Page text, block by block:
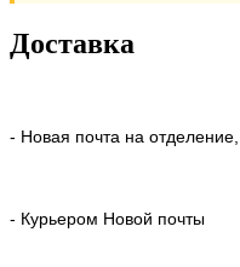
Доставка
- Новая почта на
- Курьером Новой почты